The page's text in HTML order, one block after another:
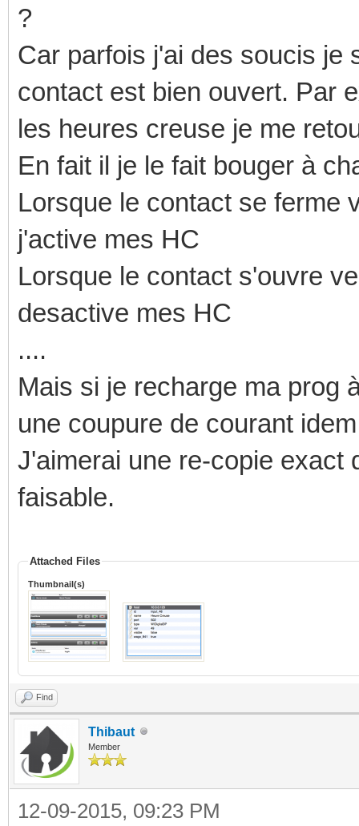
?
Car parfois j'ai des soucis je
contact est bien ouvert. Par
les heures creuse je me
En fait il je le fait bouger à
Lorsque le contact se ferme
j'active mes HC
Lorsque le contact s'ouvre
desactive mes HC
....
Mais si je recharge ma prog
une coupure de courant
J'aimerai une re-copie exact
faisable.
Attached Files
Thumbnail(s)
Find
Thibaut
Member
12-09-2015, 09:23 PM